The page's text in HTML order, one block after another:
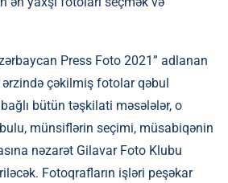
Press Foto 2021” adlanan
çəkilmiş fotolar qəbul
bütün təşkilati məsələlər, o
münsiflərin seçimi, müsabiqənin
nəzarət Gilavar Foto Klubu
Fotoqrafların işləri peşəkar